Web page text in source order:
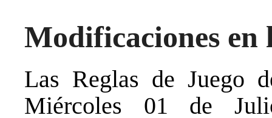
Modificaciones en
Las Reglas de Juego
Miércoles 01 de